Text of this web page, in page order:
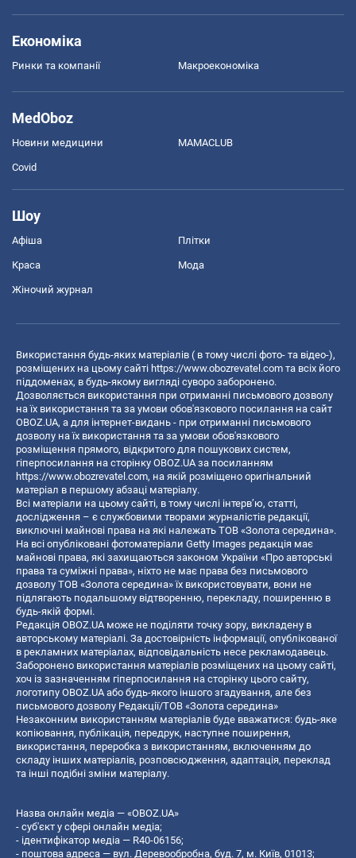
Економіка
Ринки та компанії Макроекономіка
MedOboz
Новини медицини MAMACLUB
Covid
Шоу
Афіша Плітки
Краса Мода
Жіночий журнал
Використання будь-яких матеріалів ( в тому числі фото- та відео-),
розміщених на цьому сайті https://www.obozrevatel.com та всіх його
піддоменах, в будь-якому вигляді суворо заборонено.
Дозволяється використання при отриманні письмового дозволу
на їх використання та за умови обов'язкового посилання на сайт
OBOZ.UA, а для інтернет-видань - при отриманні письмового
дозволу на їх використання та за умови обов'язкового
розміщення прямого, відкритого для пошукових систем,
гіперпосилання на сторінку OBOZ.UA за посиланням
https://www.obozrevatel.com, на якій розміщено оригінальний
матеріал в першому абзаці матеріалу.
Всі матеріали на цьому сайті, в тому числі інтерв’ю, статті,
дослідження – є службовими творами журналістів редакції,
виключні майнові права на які належать ТОВ «Золота середина».
На всі опубліковані фотоматеріали Getty Images редакція має
майнові права, які захищаються законом України «Про авторські
права та суміжні права», ніхто не має права без письмового
дозволу ТОВ «Золота середина» їх використовувати, вони не
підлягають подальшому відтворенню, перекладу, поширенню в
будь-якій формі.
Редакція OBOZ.UA може не поділяти точку зору, викладену в
авторському матеріалі. За достовірність інформації, опублікованої
в рекламних матеріалах, відповідальність несе рекламодавець.
Заборонено використання матеріалів розміщених на цьому сайті,
хоч із зазначенням гіперпосилання на сторінку цього сайту,
логотипу OBOZ.UA або будь-якого іншого згадування, але без
письмового дозволу Редакції/ТОВ «Золота середина»
Незаконним використанням матеріалів буде вважатися: будь-яке
копiювання, публiкацiя, передрук, наступне поширення,
використання, переробка з використанням, включенням до
складу інших матеріалів, розповсюдження, адаптація, переклад
та інші подібні зміни матеріалу.
Назва онлайн медіа — «OBOZ.UA»
- суб'єкт у сфері онлайн медіа;
- ідентифікатор медіа — R40-06156;
- поштова адреса — вул. Деревообробна, буд. 7, м. Київ, 01013;